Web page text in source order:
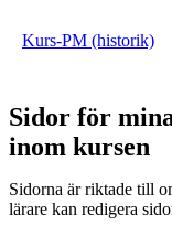
Kurs-PM (historik)
Sidor för
inom kursen
Sidorna är riktade till
lärare kan redigera